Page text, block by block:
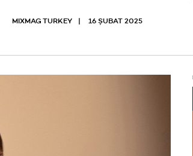
MIXMAG TURKEY 16 ŞUBAT 2025